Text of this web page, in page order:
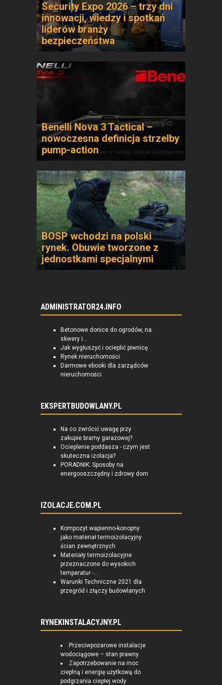
Security Expo 2026 – trzy dni
innowacji, wiedzy i spotkań
liderów branży
bezpieczeństwa
Benelli Nova 3 Tactical –
nowoczesna definicja strzelby
pump-action
BOSP wchodzi na polski
rynek. Obuwie tworzone z
jednostkami specjalnymi
ADMINISTRATOR24.INFO
Betonowe donice do ogrodów, na
skwery i...
Jak wygłuszyć i ocieplić piwnicę
Rynek nieruchomości
Darmowe ebooki dla zarządców
nieruchomości
EKSPERTBUDOWLANY.PL
Na co zwrócić uwagę przy
zakupie bramy garażowej?
Ocieplenie poddasza - czym jest
skuteczna izolacja?
PORADNIK: Sposoby na
energooszczędny i zdrowy dom
IZOLACJE.COM.PL
Kompozyt wapienno-konopny
jako materiał termoizolacyjny
ścian zewnętrznych
Materiały termoizolacyjne
przeznaczone do wysokich
temperatur -...
Warunki Techniczne 2021 dla
przegród i złączy budowlanych
RYNEKINSTALACYJNY.PL
Przeciwpożarowe instalacje
wodociągowe – stan prawny
Zapotrzebowanie na moc
cieplną i energię użytkową do
podgrzania ciepłej wody